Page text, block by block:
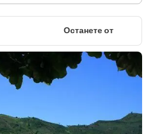
Останете от